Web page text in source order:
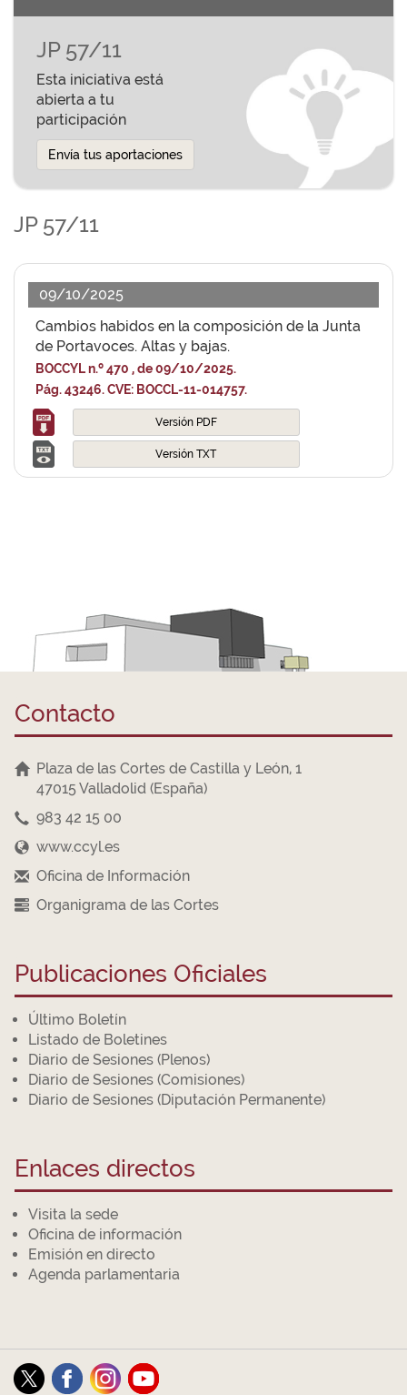
JP 57/11
Esta iniciativa está
abierta a tu
participación
Envía tus aportaciones
JP 57/11
09/10/2025
Cambios habidos en la composición de la Junta
de Portavoces. Altas y bajas.
BOCCYL n.º 470 , de 09/10/2025.
Pág. 43246. CVE: BOCCL-11-014757.
Versión PDF
Versión TXT
Contacto
Plaza de las Cortes de Castilla y León, 1
47015 Valladolid (España)
983 42 15 00
www.ccyl.es
Oficina de Información
Organigrama de las Cortes
Publicaciones Oficiales
Último Boletín
Listado de Boletines
Diario de Sesiones (Plenos)
Diario de Sesiones (Comisiones)
Diario de Sesiones (Diputación Permanente)
Enlaces directos
Visita la sede
Oficina de información
Emisión en directo
Agenda parlamentaria